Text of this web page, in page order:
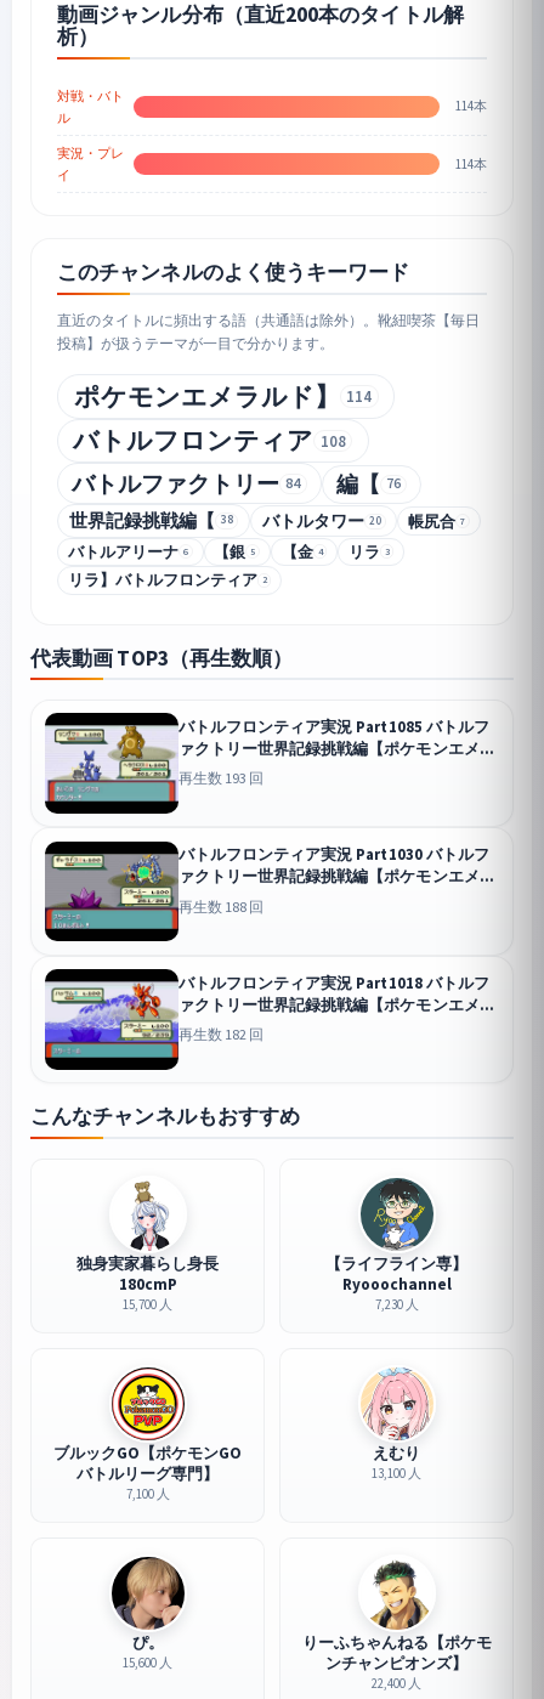
動画ジャンル分布（直近200本のタイトル解
析）
対戦・バト
ル
114本
実況・プレ
イ
114本
このチャンネルのよく使うキーワード
直近のタイトルに頻出する語（共通語は除外）。靴紐喫茶【毎日
投稿】が扱うテーマが一目で分かります。
ポケモンエメラルド】 114
バトルフロンティア 108
バトルファクトリー 84 編【 76
世界記録挑戦編【 38 バトルタワー 20 帳尻合 7
バトルアリーナ 6 【銀 5 【金 4 リラ 3
リラ】バトルフロンティア 2
代表動画 TOP3（再生数順）
バトルフロンティア実況 Part1085 バトルフ
ァクトリー世界記録挑戦編【ポケモンエメラ
ルド】
再生数 193 回
バトルフロンティア実況 Part1030 バトルフ
ァクトリー世界記録挑戦編【ポケモンエメラ
ルド】
再生数 188 回
バトルフロンティア実況 Part1018 バトルフ
ァクトリー世界記録挑戦編【ポケモンエメラ
ルド】
再生数 182 回
こんなチャンネルもおすすめ
独身実家暮らし身長
180cmP
15,700 人
【ライフライン専】
Ryooochannel
7,230 人
ブルックGO【ポケモンGO
バトルリーグ専門】
7,100 人
えむり
13,100 人
ぴ。
15,600 人
りーふちゃんねる【ポケモ
ンチャンピオンズ】
22,400 人